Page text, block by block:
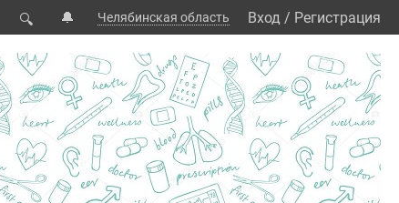
🔍 🔔 Челябинская область Вход / Регистрация